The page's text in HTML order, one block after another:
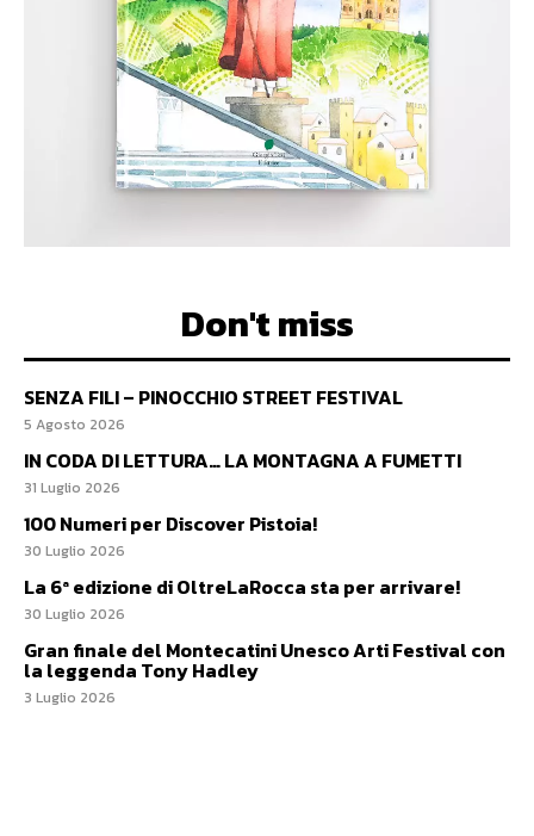
Don't miss
SENZA FILI – PINOCCHIO STREET FESTIVAL
5 Agosto 2026
IN CODA DI LETTURA… LA MONTAGNA A FUMETTI
31 Luglio 2026
100 Numeri per Discover Pistoia!
30 Luglio 2026
La 6ª edizione di OltreLaRocca sta per arrivare!
30 Luglio 2026
Gran finale del Montecatini Unesco Arti Festival con
la leggenda Tony Hadley
3 Luglio 2026